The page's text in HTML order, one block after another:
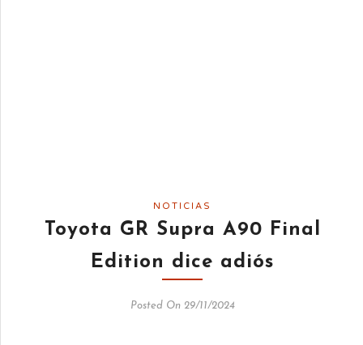
NOTICIAS
Toyota GR Supra A90 Final
Edition dice adiós
Posted On 29/11/2024